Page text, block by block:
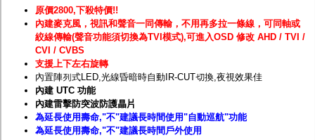
分配放大器
網路線用水晶頭
網路線
懶人線.同軸線.花線
線頭.插座.延長線.HDMI線
集線盒.防水盒.配線盒
變壓器.避雷器
轉接頭
偽裝嚇阻假監視器. 警示防盜貼紙
行車紀錄器.車用插座配件
原價2800,下殺特價!!
內建麥克風，視訊和聲音一同傳輸，不用再多拉一條線，可同軸或
絞線傳輸(聲音功能須切換為TVI模式),可進入OSD 修改 AHD / TVI /
CVI / CVBS
支援上下左右旋轉
內置陣列式LED,光線昏暗時自動IR-CUT切換,夜視效果佳
內建 UTC 功能
內建雷擊防突波防護晶片
為延長使用壽命,"不"建議長時間使用"自動巡航"功能
為延長使用壽命,"不"建議長時間戶外使用